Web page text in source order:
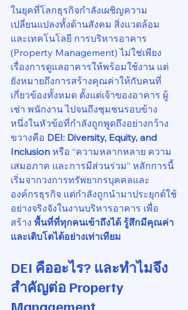
ในยุคที่โลกธุรกิจกำลังเผชิญความ
เปลี่ยนแปลงทั้งด้านสังคม สิ่งแวดล้อม
และเทคโนโลยี การบริหารอาคาร
(Property Management) ไม่ใช่เพียง
เรื่องการดูแลอาคารให้พร้อมใช้งาน แต่
ยังหมายถึงการสร้างคุณค่าให้กับคนที่
เกี่ยวข้องทั้งหมด ตั้งแต่เจ้าของอาคาร ผู้
เช่า พนักงาน ไปจนถึงชุมชนรอบข้าง
หนึ่งในหัวข้อที่กำลังถูกพูดถึงอย่างกว้าง
ขวางคือ DEI: Diversity, Equity, and
Inclusion หรือ “ความหลากหลาย ความ
เสมอภาค และการมีส่วนร่วม” หลักการนี้
เริ่มจากวงการทรัพยากรบุคคลและ
องค์กรธุรกิจ แต่กำลังถูกนำมาประยุกต์ใช้
อย่างจริงจังในงานบริหารอาคาร เพื่อ
สร้าง พื้นที่ที่ทุกคนเข้าถึงได้ รู้สึกมีคุณค่า
และเติบโตได้อย่างเท่าเทียม
DEI คืออะไร? และทำไมจึง
สำคัญต่อ Property
Management